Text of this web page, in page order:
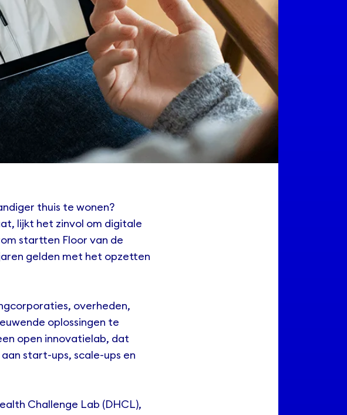
thuis te wonen?
lijkt het zinvol om digitale
startten Floor van de
gelden met het opzetten
overheden,
oplossingen te
open innovatielab, dat
start-ups, scale-ups en
Challenge Lab (DHCL),